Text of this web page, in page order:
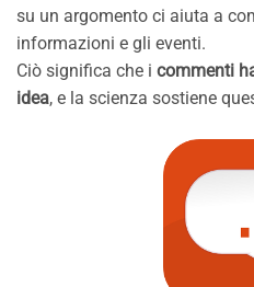
su un argomento ci aiuta a
informazioni e gli eventi.
Ciò significa che i commenti
idea, e la scienza sostiene